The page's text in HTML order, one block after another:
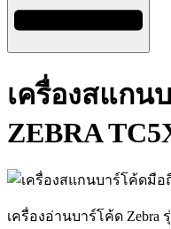
เครื่องสแกน
ZEBRA
เครื่องอ่านบาร์โค้ด Zebra